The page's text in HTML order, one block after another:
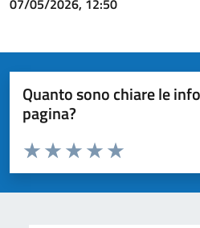
07/05/2026, 12:50
Quanto sono chiare le
pagina?
Valuta da 1 a 5 stelle la pagina
Valuta 5 stelle
Valuta 4 stelle su 5
Valuta 3 stelle su 5
Valuta 2 stelle su 5
Valuta 1 stelle su 5